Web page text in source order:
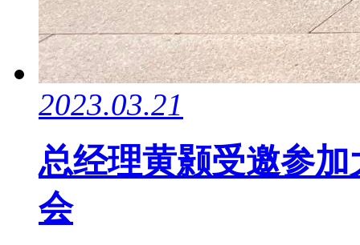
2023.03.21
总经理黄颢受邀参
会